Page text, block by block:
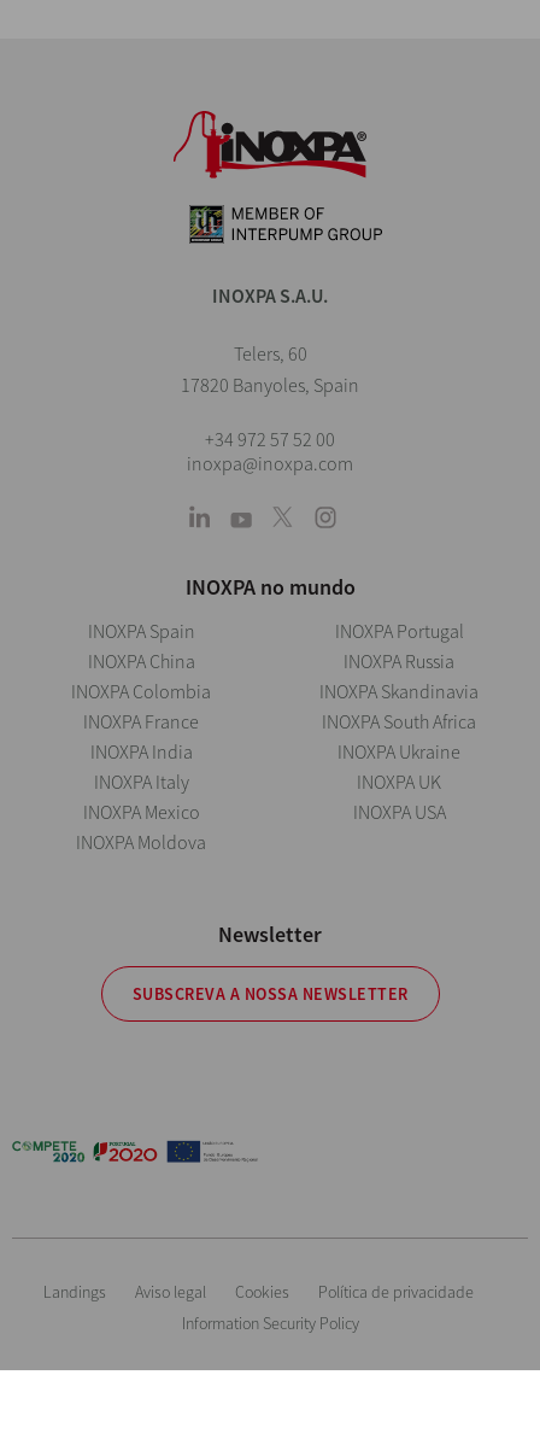
INOXPA S.A.U.
Telers, 60
17820 Banyoles, Spain
+34 972 57 52 00
inoxpa@inoxpa.com
INOXPA no mundo
INOXPA Spain
INOXPA China
INOXPA Colombia
INOXPA France
INOXPA India
INOXPA Italy
INOXPA Mexico
INOXPA Moldova
INOXPA Portugal
INOXPA Russia
INOXPA Skandinavia
INOXPA South Africa
INOXPA Ukraine
INOXPA UK
INOXPA USA
Newsletter
SUBSCREVA A NOSSA NEWSLETTER
Landings Aviso legal Cookies
Política de privacidade
Information Security Policy